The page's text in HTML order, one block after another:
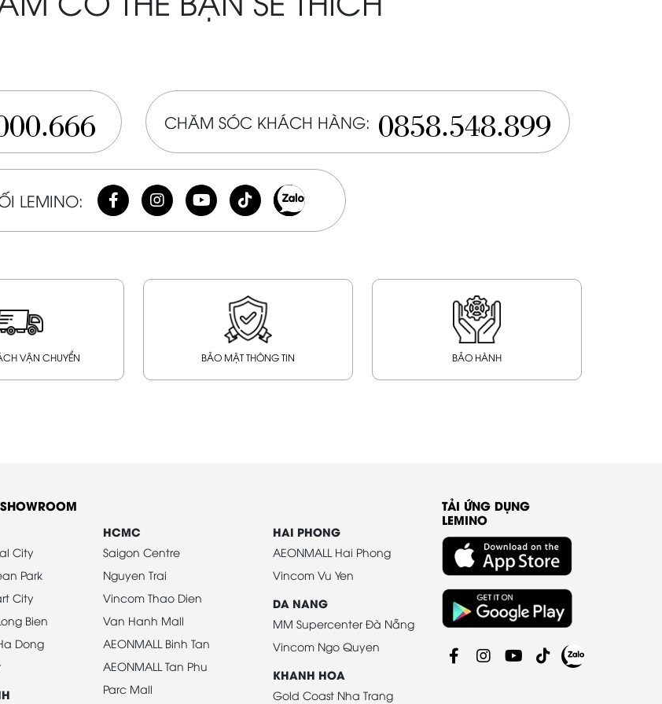
CHĂM SÓC KHÁCH HÀNG: 0858.548.899
LEMINO:
VẬN CHUYỂN BẢO MẬT THÔNG TIN BẢO HÀNH
City
Park
City
Bien
Dong
HCMC
Saigon Centre
Nguyen Trai
Vincom Thao Dien
Van Hanh Mall
AEONMALL Binh Tan
AEONMALL Tan Phu
Parc Mall
HAI PHONG
AEONMALL Hai Phong
Vincom Vu Yen
DA NANG
MM Supercenter Đà Nẵng
Vincom Ngo Quyen
KHANH HOA
Gold Coast Nha Trang
TẢI ỨNG DỤNG
LEMINO